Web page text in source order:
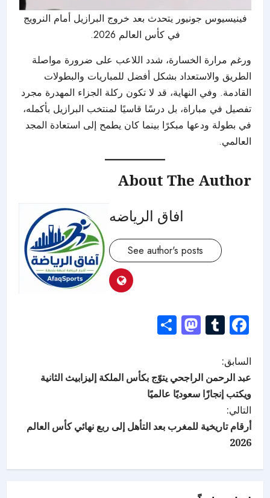
فينيسيوس جونيور يتحدث بعد خروج البرازيل أمام النرويج
في كأس العالم 2026.
ورغم مرارة الخسارة، شدد اللاعب على ضرورة مواصلة
الطريق والاستعداد بشكل أفضل للمباريات والبطولات
القادمة. وفي النهاية، قد لا تكون ركلة الجزاء المهدرة مجرد
تفصيل في مباراة، بل درسًا قاسيًا لمنتخب البرازيل بأكمله،
في بطولة ودعها مبكرًا بينما كان يطمح إلى استعادة المجد
العالمي.
About The Author
افاق الرياضه
See author's posts
Facebook
Tumblr
Mastodon
السابق:
عبد الرحمن الراجحي يتوّج بكأس الملكة إليزابيث الثانية
ويكتب إنجازًا سعوديًا عالميًا
التالي:
أرقام تاريخية للمغرب بعد التأهل إلى ربع نهائي كأس العالم
2026